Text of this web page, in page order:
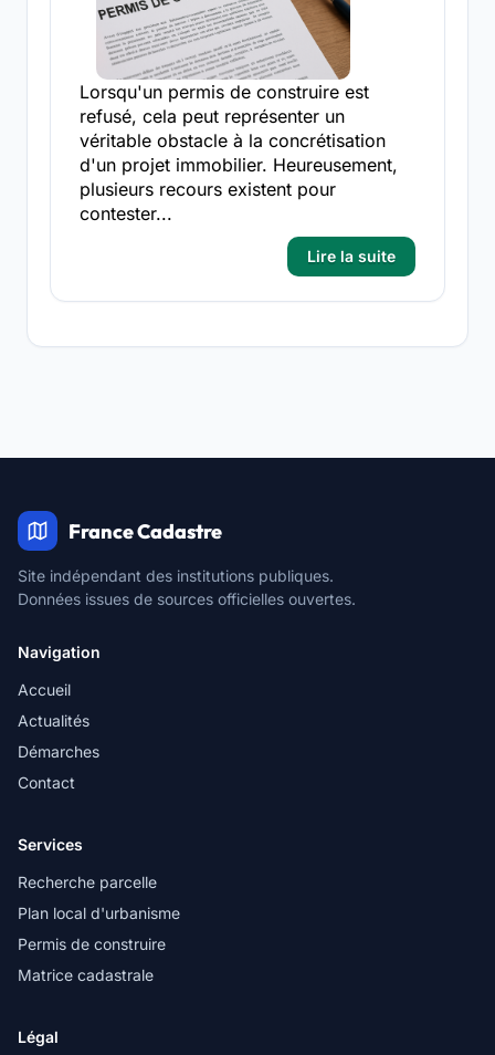
Lorsqu'un permis de construire est
refusé, cela peut représenter un
véritable obstacle à la concrétisation
d'un projet immobilier. Heureusement,
plusieurs recours existent pour
contester...
Lire la suite
France Cadastre
Site indépendant des institutions publiques.
Données issues de sources officielles ouvertes.
Navigation
Accueil
Actualités
Démarches
Contact
Services
Recherche parcelle
Plan local d'urbanisme
Permis de construire
Matrice cadastrale
Légal